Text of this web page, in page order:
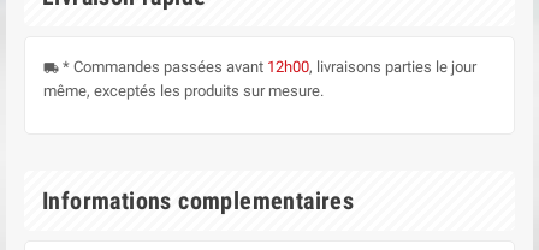
local_shipping * Commandes passées avant 12h00, livraisons parties le jour
même, exceptés les produits sur mesure.
Informations complementaires